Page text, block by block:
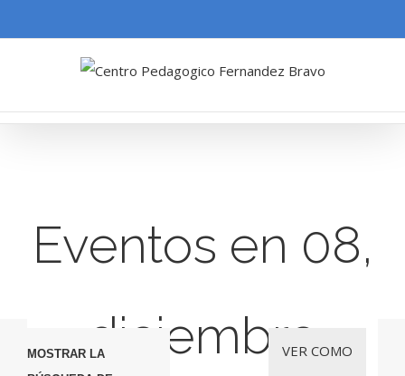
Eventos en 08,
diciembre
Navegación
MOSTRAR LA
Navegación
VER COMO